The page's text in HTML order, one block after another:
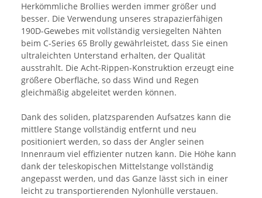
Herkömmliche Brollies werden immer größer und
besser. Die Verwendung unseres strapazierfähigen
190D-Gewebes mit vollständig versiegelten Nähten
beim C-Series 65 Brolly gewährleistet, dass Sie einen
ultraleichten Unterstand erhalten, der Qualität
ausstrahlt. Die Acht-Rippen-Konstruktion erzeugt eine
größere Oberfläche, so dass Wind und Regen
gleichmäßig abgeleitet werden können.
Dank des soliden, platzsparenden Aufsatzes kann die
mittlere Stange vollständig entfernt und neu
positioniert werden, so dass der Angler seinen
Innenraum viel effizienter nutzen kann. Die Höhe kann
dank der teleskopischen Mittelstange vollständig
angepasst werden, und das Ganze lässt sich in einer
leicht zu transportierenden Nylonhülle verstauen.